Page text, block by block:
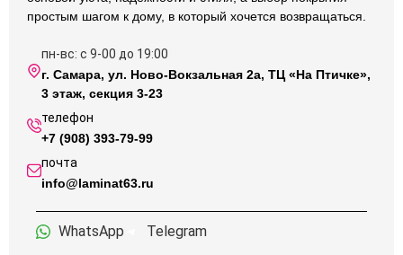
простым шагом к дому, в который хочется возвращаться.
пн-вс: с 9-00 до 19:00
г. Самара, ул. Ново-Вокзальная 2а, ТЦ «На Птичке»,
3 этаж, секция 3-23
телефон
+7 (908) 393-79-99
почта
info@laminat63.ru
WhatsApp Telegram